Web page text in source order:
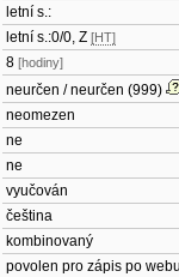
letní s.:
letní s.:0/0, Z [HT]
8 [hodiny]
neurčen / neurčen (999)
neomezen
ne
ne
vyučován
čeština
kombinovaný
povolen pro zápis po webu